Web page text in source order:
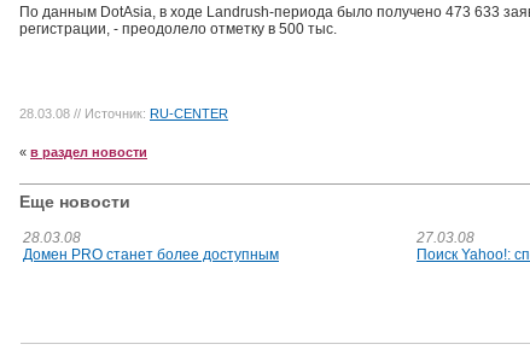
По данным DotAsia, в ходе Landrush-периода было получено 473 633
регистрации, - преодолело отметку в 500 тыс.
28.03.08 // Источник: RU-CENTER
« в раздел новости
Еще новости
28.03.08
Домен PRO станет более доступным
27.03.08
Поиск Yahoo!: